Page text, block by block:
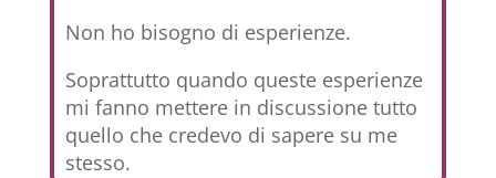
Non ho bisogno di esperienze.
Soprattutto quando queste esperienze
mi fanno mettere in discussione tutto
quello che credevo di sapere su me
stesso.